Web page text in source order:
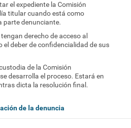
el expediente la Comisión
titular cuando está como
parte denunciante.
derecho de acceso al
el deber de confidencialidad de sus
de la Comisión
desarrolla el proceso. Estará en
dicta la resolución final.
de la denuncia